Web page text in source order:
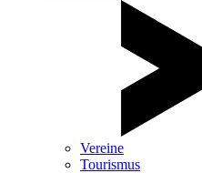
Vereine
Tourismus